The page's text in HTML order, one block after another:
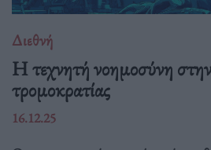
Διεθνή
Η τεχνητή νοημοσύνη
τρομοκρατίας
16.12.25